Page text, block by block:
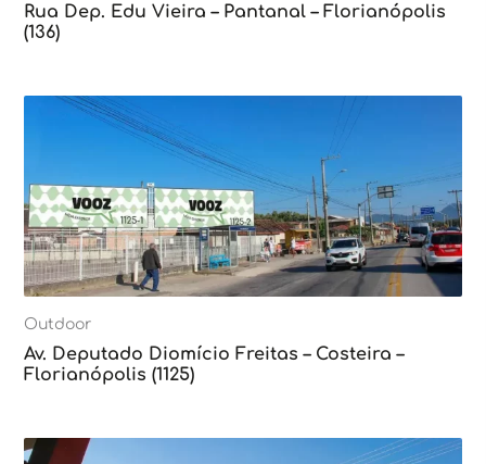
Rua Dep. Edu Vieira – Pantanal – Florianópolis
(136)
Outdoor
Av. Deputado Diomício Freitas – Costeira –
Florianópolis (1125)